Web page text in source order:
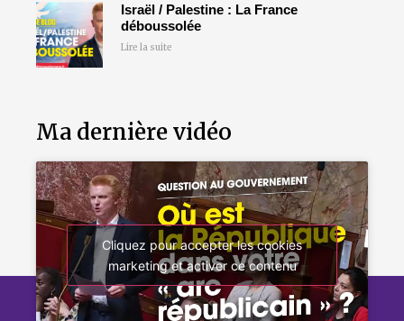
Israël / Palestine : La France
déboussolée
Lire la suite
Ma dernière vidéo
Cliquez pour accepter les cookies
marketing et activer ce contenu